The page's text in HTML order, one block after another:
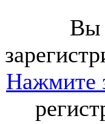
Вы
Нажмите